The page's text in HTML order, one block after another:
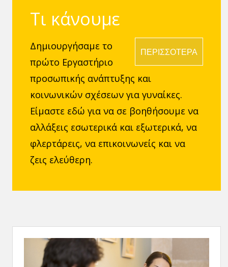
Τι κάνουμε
ΠΕΡΙΣΣΟΤΕΡΑ
Δημιουργήσαμε το
πρώτο Εργαστήριο
προσωπικής ανάπτυξης και
κοινωνικών σχέσεων για γυναίκες.
Είμαστε εδώ για να σε βοηθήσουμε να
αλλάξεις εσωτερικά και εξωτερικά, να
φλερτάρεις, να επικοινωνείς και να
ζεις ελεύθερη.